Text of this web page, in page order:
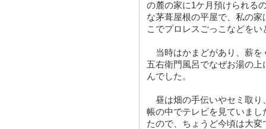
の麓の家に1ケ月預けられる
な茅葺屋根の平屋で、私の
こでプロレスごっこなどを
当時はかまどがあり、薪を
五右衛門風呂でなぜお湯の
んでした。
昼は畑の手伝いやセミ取り
帳の中でテレビを見ていま
たので、ちょうど今頃は大変